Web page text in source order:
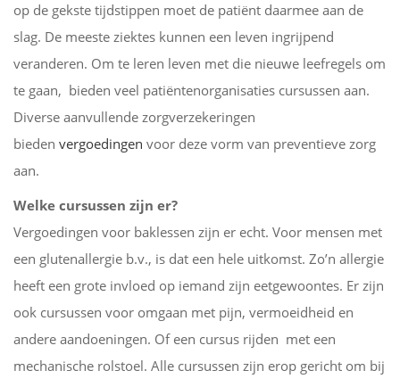
op de gekste tijdstippen moet de patiënt daarmee aan de
slag. De meeste ziektes kunnen een leven ingrijpend
veranderen. Om te leren leven met die nieuwe leefregels om
te gaan, bieden veel patiëntenorganisaties cursussen aan.
Diverse aanvullende zorgverzekeringen
bieden vergoedingen voor deze vorm van preventieve zorg
aan.
Welke cursussen zijn er?
Vergoedingen voor baklessen zijn er echt. Voor mensen met
een glutenallergie b.v., is dat een hele uitkomst. Zo’n allergie
heeft een grote invloed op iemand zijn eetgewoontes. Er zijn
ook cursussen voor omgaan met pijn, vermoeidheid en
andere aandoeningen. Of een cursus rijden met een
mechanische rolstoel. Alle cursussen zijn erop gericht om bij